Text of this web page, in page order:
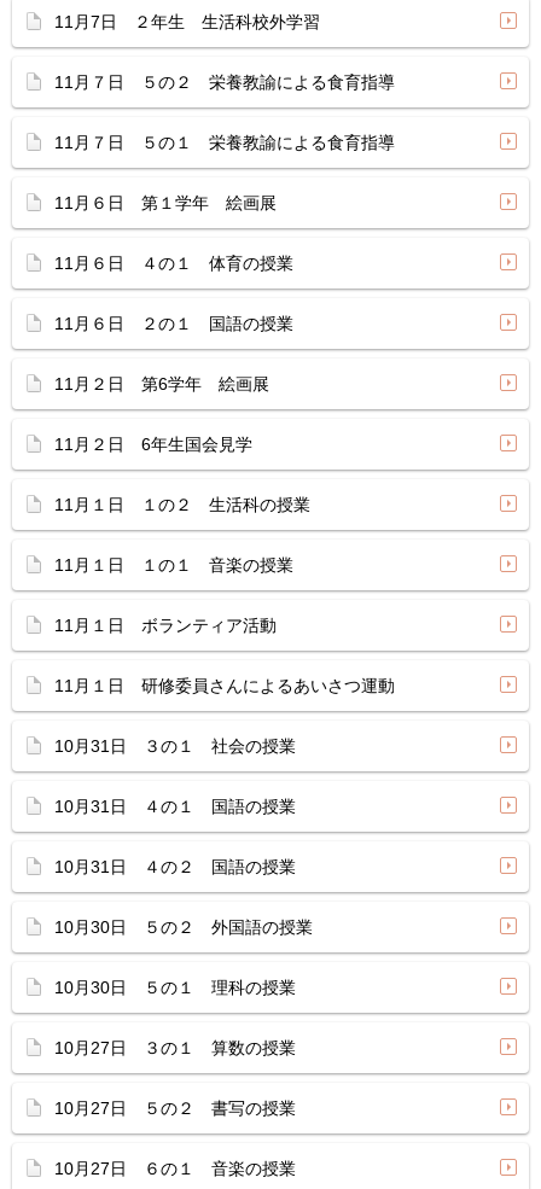
11月7日 ２年生 生活科校外学習
11月７日 ５の２ 栄養教諭による食育指導
11月７日 ５の１ 栄養教諭による食育指導
11月６日 第１学年 絵画展
11月６日 ４の１ 体育の授業
11月６日 ２の１ 国語の授業
11月２日 第6学年 絵画展
11月２日 6年生国会見学
11月１日 １の２ 生活科の授業
11月１日 １の１ 音楽の授業
11月１日 ボランティア活動
11月１日 研修委員さんによるあいさつ運動
10月31日 ３の１ 社会の授業
10月31日 ４の１ 国語の授業
10月31日 ４の２ 国語の授業
10月30日 ５の２ 外国語の授業
10月30日 ５の１ 理科の授業
10月27日 ３の１ 算数の授業
10月27日 ５の２ 書写の授業
10月27日 ６の１ 音楽の授業